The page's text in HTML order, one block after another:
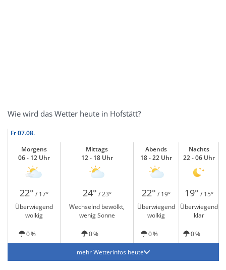
Wie wird das Wetter heute in Hofstätt?
Fr07.08.
Morgens
06 - 12 Uhr
Mittags
12 - 18 Uhr
Abends
18 - 22 Uhr
Nachts
22 - 06 Uhr
22° / 17° 24° / 23° 22° / 19° 19° / 15°
Überwiegend
wolkig
Wechselnd bewölkt,
wenig Sonne
Überwiegend
wolkig
Überwiegend
klar
0 % 0 % 0 % 0 %
mehr Wetterinfos heute